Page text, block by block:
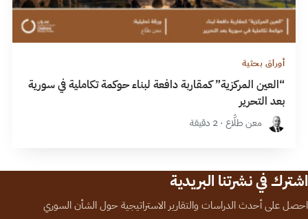
أوراق بحثية
“العين المركزية” كمقاربة دافعة لبناء حوكمة تكاملية في سورية
بعد التحرير
معن طلَّاع · 2 دقيقة
اشترك في نشرتنا البريدية
احصل على أحدث الدراسات والتقارير الاستراتيجية حول الشأن السوري